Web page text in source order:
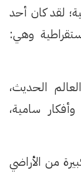
لقد كان أحد
وهي:
الحديث،
سامية،
من الأراضي